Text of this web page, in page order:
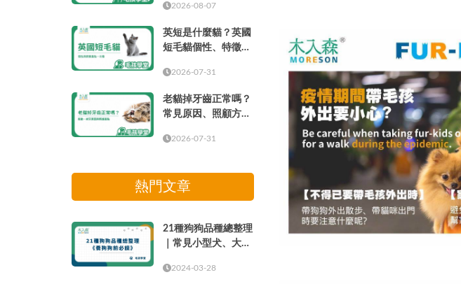
2026-08-07
英短是什麼貓？英國
短毛貓個性、特徵、
點2026-07-31
老貓掉牙齒正常嗎？
常見原因、照顧方式
2026-07-31
熱門文章
21種狗狗品種總整理
｜常見小型犬、大型
2024-03-28